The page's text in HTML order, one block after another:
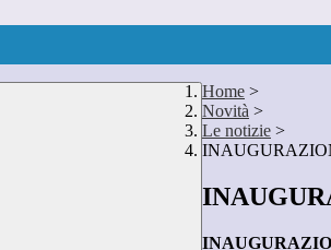
Home >
Novità >
Le notizie >